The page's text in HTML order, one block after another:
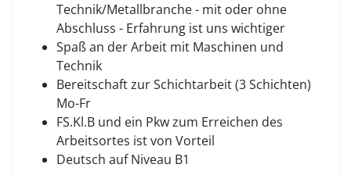
Technik/Metallbranche - mit oder ohne
Abschluss - Erfahrung ist uns wichtiger
Spaß an der Arbeit mit Maschinen und
Technik
Bereitschaft zur Schichtarbeit (3 Schichten)
Mo-Fr
FS.Kl.B und ein Pkw zum Erreichen des
Arbeitsortes ist von Vorteil
Deutsch auf Niveau B1